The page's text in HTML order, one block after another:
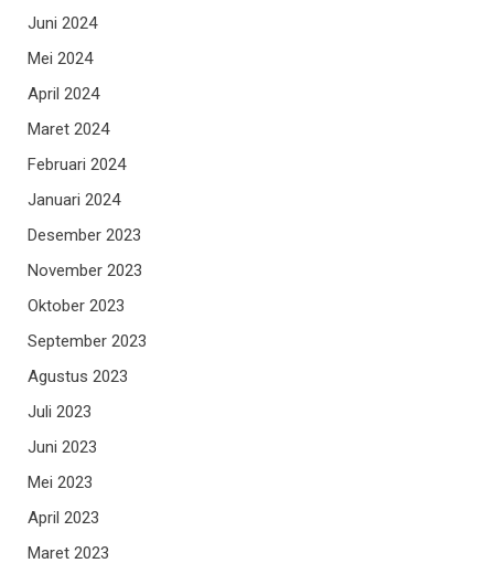
Juni 2024
Mei 2024
April 2024
Maret 2024
Februari 2024
Januari 2024
Desember 2023
November 2023
Oktober 2023
September 2023
Agustus 2023
Juli 2023
Juni 2023
Mei 2023
April 2023
Maret 2023